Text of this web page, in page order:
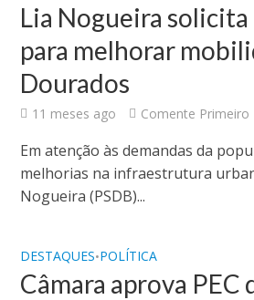
Lia Nogueira
para melhorar
Dourados
11 meses ago Comente Primeiro
Em atenção às demandas da
melhorias na infraestrutura
Nogueira (PSDB)...
DESTAQUES•POLÍTICA
Câmara aprova